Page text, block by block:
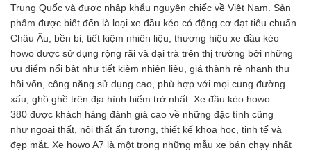
Trung Quốc và được nhập khẩu nguyên chiếc về Việt Nam. Sản
phẩm được biết đến là loại xe đầu kéo có động cơ đạt tiêu chuẩn
Châu Âu, bền bỉ, tiết kiệm nhiên liệu, thương hiệu xe đầu kéo
howo được sử dụng rộng rãi và đại trà trên thị trường bởi những
ưu điểm nổi bật như tiết kiệm nhiên liệu, giá thành rẻ nhanh thu
hồi vốn, công năng sử dụng cao, phù hợp với mọi cung đường
xấu, ghồ ghề trên địa hình hiểm trở nhất. Xe đầu kéo howo
380 được khách hàng đánh giá cao về những đặc tính cũng
như ngoại thất, nội thất ấn tượng, thiết kế khoa học, tinh tế và
đẹp mắt. Xe howo A7 là một trong những mẫu xe bán chạy nhất